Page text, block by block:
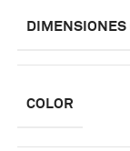
DIMENSIONES
COLOR